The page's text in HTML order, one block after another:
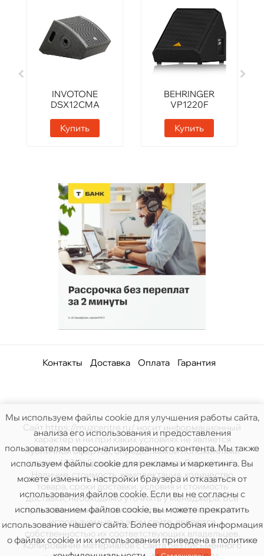
INVOTONE
DSX12CMA
Купить
BEHRINGER
VP1220F
Купить
Контакты Доставка Оплата Гарантия
Сайт https://muzcentre.ru/ носит информационный
характер и ни при каких условиях не является
публичной офертой, определяемой положениями
статьи 437(2) Гражданского кодекса Российской.
Наличие, стоимость, комплектация, количество
товара, сроки доставки, условия и стоимость
доставки, необходимо уточнять у менеджера. Все
права защищены. Все логотипы и товарные знаки,
используемые на этом сайте, являются
собственностью их соответствующих владельцев.
Копирование материалов с сайта без письменного
Мы используем файлы cookie для улучшения работы сайта,
анализа его использования и предоставления
пользователям персонализированного контента. Мы также
используем файлы cookie для рекламы и маркетинга. Вы
можете изменить настройки браузера и отказаться от
использования файлов cookie. Если вы не согласны с
использованием файлов cookie, вы можете прекратить
использование нашего сайта. Более подробная информация
о файлах cookie и их использовании приведена в политике